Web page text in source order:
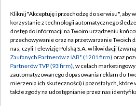
TVP
Abonament TVP
Emisja w TVP
Centrum informacji TVP
Naziemna Telewizja Cyfrowa
Regulamin
Polityka
Moje zgody
Pomoc
Kliknij "Akceptuję i przechodzę do serwisu", aby
korzystanie z technologii automatycznego
dostęp do informacji na Twoim urządzeniu
przechowywanie oraz na przetwarzanie Twoich
nas, czyli Telewizję Polską S.A. w likwidacji
Zaufanych Partnerów z IAB* (1201 firm) oraz
Partnerów TVP (93 firm), w celach
zautomatyzowanego dopasowania reklam do
mierzenia ich skuteczności) i pozostałych, które
także zgody na udostępnianie przez nas